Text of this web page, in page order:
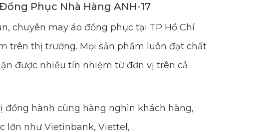
Phục Nhà Hàng ANH-17
chuyên may áo đồng phục tại TP Hồ Chí
trên thị trường. Mọi sản phẩm luôn đạt chất
được nhiều tín nhiệm từ đơn vị trên cả
đồng hành cùng hàng nghìn khách hàng,
lớn như Vietinbank, Viettel, …